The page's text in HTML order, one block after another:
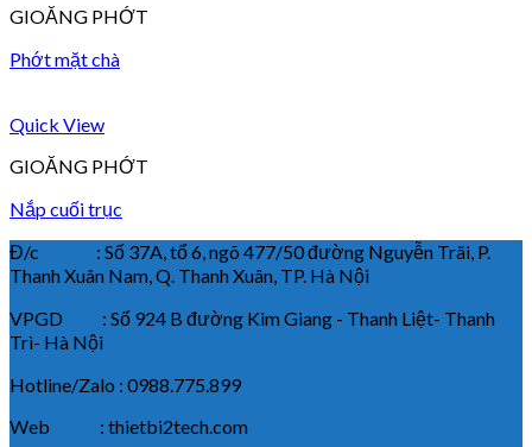
GIOĂNG PHỚT
Phớt mặt chà
Quick View
GIOĂNG PHỚT
Nắp cuối trục
Đ/c : Số 37A, tổ 6, ngõ 477/50 đường Nguyễn Trãi, P.
Thanh Xuân Nam, Q. Thanh Xuân, TP. Hà Nội
VPGD : Số 924 B đường Kim Giang - Thanh Liệt- Thanh
Trì- Hà Nội
Hotline/Zalo : 0988.775.899
Web : thietbi2tech.com